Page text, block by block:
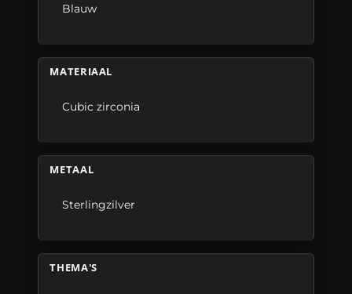
Blauw
MATERIAAL
Cubic zirconia
METAAL
Sterlingzilver
THEMA'S